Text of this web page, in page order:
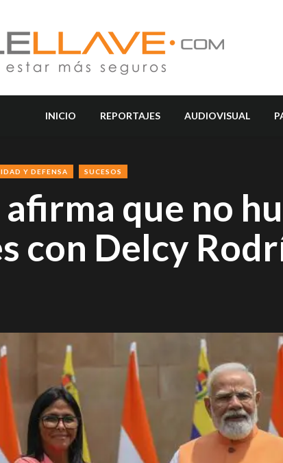
INICIO REPORTAJES AUDIOVISUAL
Y DEFENSA SUCESOS
afirma que no
con Delcy